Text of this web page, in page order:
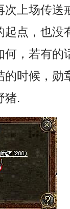
上场传送
点，也没
，若有的
时候，勋
猪.